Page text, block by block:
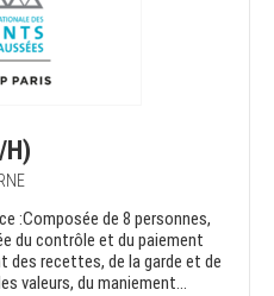
:Composée de 8 personnes,
du contrôle et du paiement
des recettes, de la garde et de
valeurs, du maniement...